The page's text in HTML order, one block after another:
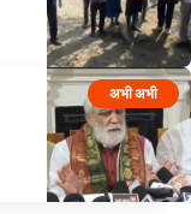
अभी अभी